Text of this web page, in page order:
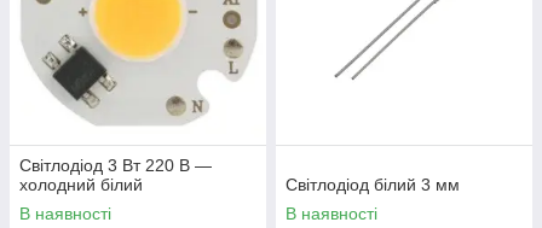
Світлодіод 3 Вт 220 В —
холодний білий
В наявності
Світлодіод білий 3 мм
В наявності